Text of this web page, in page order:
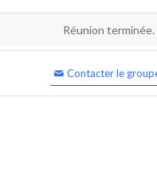
Réunion terminée.
Contacter le